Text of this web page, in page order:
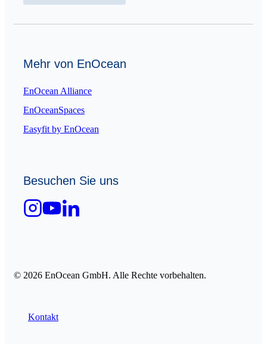
Mehr von EnOcean
EnOcean Alliance
EnOceanSpaces
Easyfit by EnOcean
Besuchen Sie uns
© 2026 EnOcean GmbH. Alle Rechte vorbehalten.
Kontakt